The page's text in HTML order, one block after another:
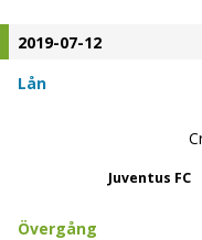
2019-07-12
Lån
Juventus FC
Övergång